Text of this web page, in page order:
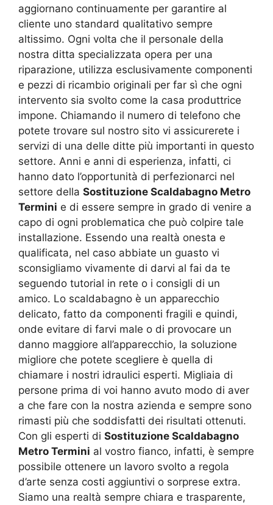
aggiornano continuamente per garantire al
cliente uno standard qualitativo sempre
altissimo. Ogni volta che il personale della
nostra ditta specializzata opera per una
riparazione, utilizza esclusivamente componenti
e pezzi di ricambio originali per far sì che ogni
intervento sia svolto come la casa produttrice
impone. Chiamando il numero di telefono che
potete trovare sul nostro sito vi assicurerete i
servizi di una delle ditte più importanti in questo
settore. Anni e anni di esperienza, infatti, ci
hanno dato l’opportunità di perfezionarci nel
settore della Sostituzione Scaldabagno Metro
Termini e di essere sempre in grado di venire a
capo di ogni problematica che può colpire tale
installazione. Essendo una realtà onesta e
qualificata, nel caso abbiate un guasto vi
sconsigliamo vivamente di darvi al fai da te
seguendo tutorial in rete o i consigli di un
amico. Lo scaldabagno è un apparecchio
delicato, fatto da componenti fragili e quindi,
onde evitare di farvi male o di provocare un
danno maggiore all’apparecchio, la soluzione
migliore che potete scegliere è quella di
chiamare i nostri idraulici esperti. Migliaia di
persone prima di voi hanno avuto modo di aver
a che fare con la nostra azienda e sempre sono
rimasti più che soddisfatti dei risultati ottenuti.
Con gli esperti di Sostituzione Scaldabagno
Metro Termini al vostro fianco, infatti, è sempre
possibile ottenere un lavoro svolto a regola
d’arte senza costi aggiuntivi o sorprese extra.
Siamo una realtà sempre chiara e trasparente,